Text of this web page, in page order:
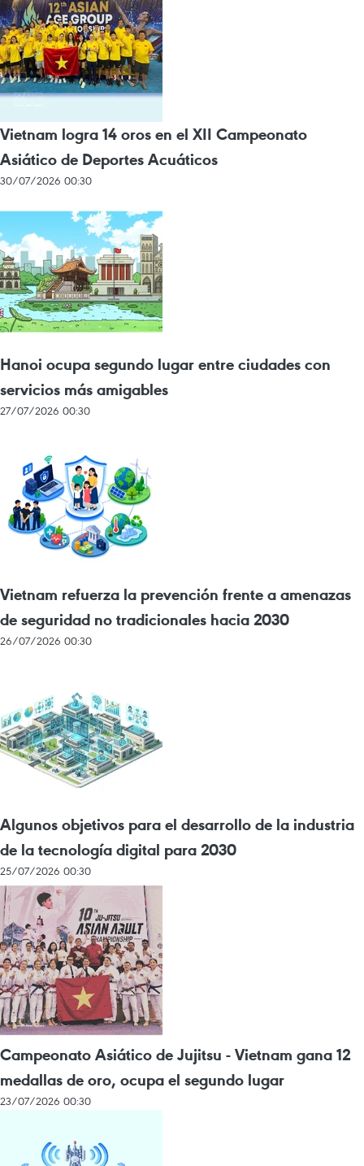
Vietnam logra 14 oros en el XII Campeonato
Asiático de Deportes Acuáticos
30/07/2026 00:30
Hanoi ocupa segundo lugar entre ciudades con
servicios más amigables
27/07/2026 00:30
Vietnam refuerza la prevención frente a amenazas
de seguridad no tradicionales hacia 2030
26/07/2026 00:30
Algunos objetivos para el desarrollo de la industria
de la tecnología digital para 2030
25/07/2026 00:30
Campeonato Asiático de Jujitsu - Vietnam gana 12
medallas de oro, ocupa el segundo lugar
23/07/2026 00:30